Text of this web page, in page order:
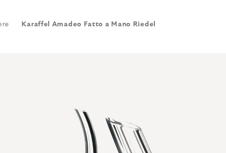
Karaffel Amadeo Fatto a Mano Riedel